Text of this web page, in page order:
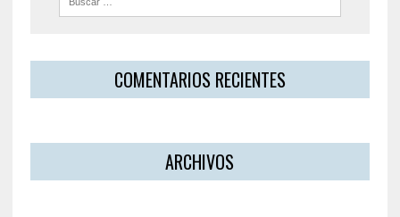
COMENTARIOS RECIENTES
ARCHIVOS